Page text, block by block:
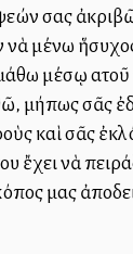
σας
μένω ἥσυχος
μέσῳ
μήπως σᾶς
καὶ σᾶς
ἔχει νὰ
μας